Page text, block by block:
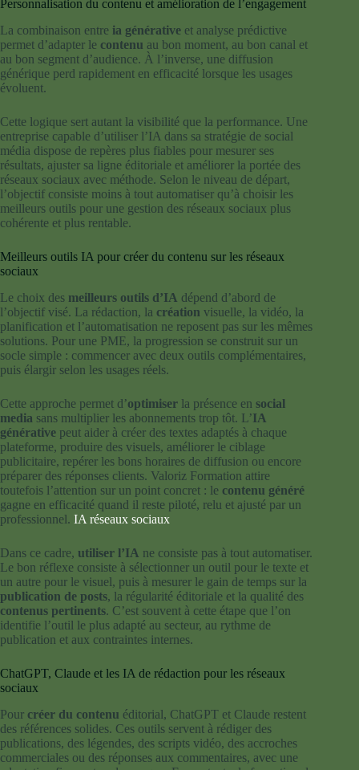
Personnalisation du contenu et amélioration de l’engagement
La combinaison entre ia générative et analyse prédictive
permet d’adapter le contenu au bon moment, au bon canal et
au bon segment d’audience. À l’inverse, une diffusion
générique perd rapidement en efficacité lorsque les usages
évoluent.
Cette logique sert autant la visibilité que la performance. Une
entreprise capable d’utiliser l’IA dans sa stratégie de social
média dispose de repères plus fiables pour mesurer ses
résultats, ajuster sa ligne éditoriale et améliorer la portée des
réseaux sociaux avec méthode. Selon le niveau de départ,
l’objectif consiste moins à tout automatiser qu’à choisir les
meilleurs outils pour une gestion des réseaux sociaux plus
cohérente et plus rentable.
Meilleurs outils IA pour créer du contenu sur les réseaux
sociaux
Le choix des meilleurs outils d’IA dépend d’abord de
l’objectif visé. La rédaction, la création visuelle, la vidéo, la
planification et l’automatisation ne reposent pas sur les mêmes
solutions. Pour une PME, la progression se construit sur un
socle simple : commencer avec deux outils complémentaires,
puis élargir selon les usages réels.
Cette approche permet d’optimiser la présence en social
media sans multiplier les abonnements trop tôt. L’IA
générative peut aider à créer des textes adaptés à chaque
plateforme, produire des visuels, améliorer le ciblage
publicitaire, repérer les bons horaires de diffusion ou encore
préparer des réponses clients. Valoriz Formation attire
toutefois l’attention sur un point concret : le contenu généré
gagne en efficacité quand il reste piloté, relu et ajusté par un
professionnel. IA réseaux sociaux
Dans ce cadre, utiliser l’IA ne consiste pas à tout automatiser.
Le bon réflexe consiste à sélectionner un outil pour le texte et
un autre pour le visuel, puis à mesurer le gain de temps sur la
publication de posts, la régularité éditoriale et la qualité des
contenus pertinents. C’est souvent à cette étape que l’on
identifie l’outil le plus adapté au secteur, au rythme de
publication et aux contraintes internes.
ChatGPT, Claude et les IA de rédaction pour les réseaux
sociaux
Pour créer du contenu éditorial, ChatGPT et Claude restent
des références solides. Ces outils servent à rédiger des
publications, des légendes, des scripts vidéo, des accroches
commerciales ou des réponses aux commentaires, avec une